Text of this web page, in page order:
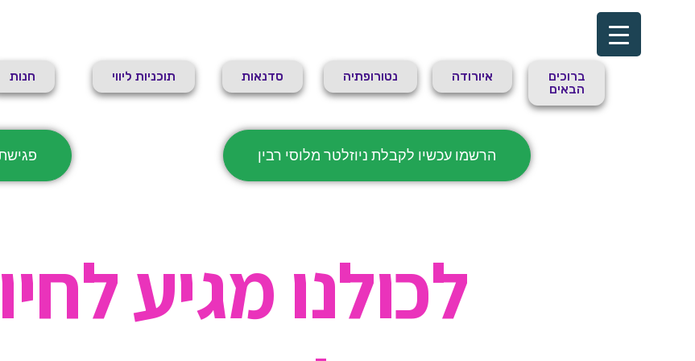
ברוכים
הבאים
איורודה נטורופתיה סדנאות תוכניות ליווי חנות
הרשמו עכשיו לקבלת ניוזלטר מלוסי רבין
לכולנו מגיע